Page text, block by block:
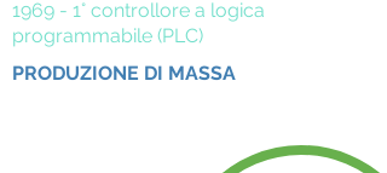
1969 - 1° controllore a logica
programmabile (PLC)
PRODUZIONE DI MASSA